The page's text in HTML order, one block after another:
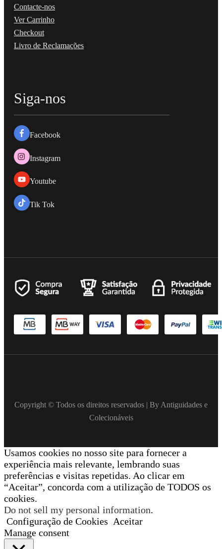
Contacte-nos
Ver Carrinho
Checkout
Livro de Reclamações
Siga-nos
Facebook
Instagram
Youtube
Tik Tok
Copyright © Todos os direitos reservados | By Antiguidades e
Colecionáveis
Usamos cookies no nosso site para fornecer a
experiência mais relevante, lembrando suas
preferências e visitas repetidas. Ao clicar em
“Aceitar”, concorda com a utilização de TODOS os
cookies.
Do not sell my personal information.
Configuração de Cookies Aceitar
Manage consent